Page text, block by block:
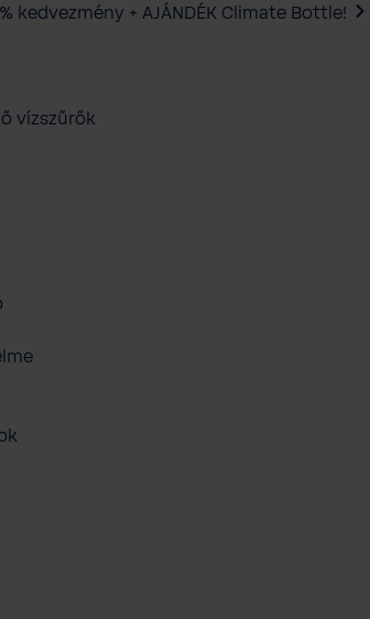
+ AJÁNDÉK Climate Bottle!
vízszűrők